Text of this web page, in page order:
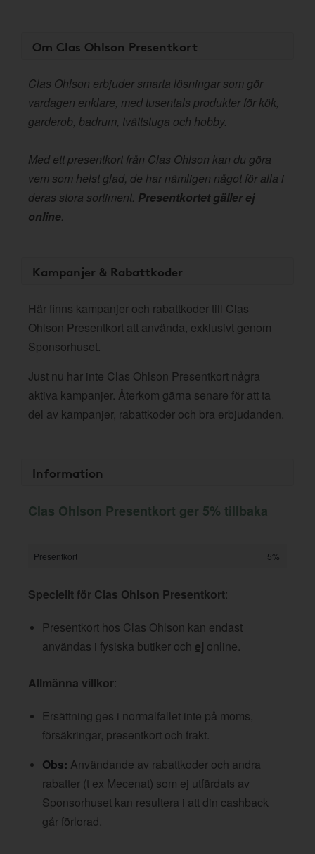
Om Clas Ohlson Presentkort
Clas Ohlson erbjuder smarta lösningar som gör
vardagen enklare, med tusentals produkter för kök,
garderob, badrum, tvättstuga och hobby.
Med ett presentkort från Clas Ohlson kan du göra
vem som helst glad, de har nämligen något för alla i
deras stora sortiment. Presentkortet gäller ej
online.
Kampanjer & Rabattkoder
Här finns kampanjer och rabattkoder till Clas
Ohlson Presentkort att använda, exklusivt genom
Sponsorhuset.
Just nu har inte Clas Ohlson Presentkort några
aktiva kampanjer. Återkom gärna senare för att ta
del av kampanjer, rabattkoder och bra erbjudanden.
Information
Clas Ohlson Presentkort ger 5% tillbaka
Presentkort 5%
Speciellt för Clas Ohlson Presentkort:
Presentkort hos Clas Ohlson kan endast
användas i fysiska butiker och ej online.
Allmänna villkor:
Ersättning ges i normalfallet inte på moms,
försäkringar, presentkort och frakt.
Obs: Användande av rabattkoder och andra
rabatter (t ex Mecenat) som ej utfärdats av
Sponsorhuset kan resultera i att din cashback
går förlorad.